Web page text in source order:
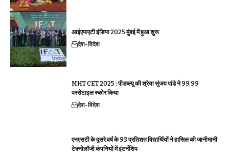
आईएफएटी इंडिया 2025 मुंबई में हुआ शुरू
देश-विदेश
MHT CET 2025 : पीडब्ल्यू की श्रेया सुंजय पांडे ने 99.99
परसेंटाइल स्कोर किया
देश-विदेश
एनएसटी के दूसरे वर्ष के 93 प्रतिशत विद्यार्थियों ने हासिल की जानीमानी
टेक्नोलॉजी कंपनियों में इंटर्नशिप